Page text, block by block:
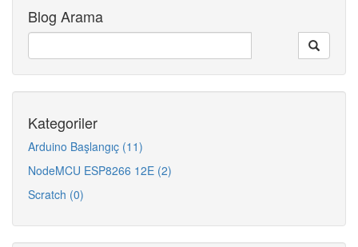
Blog Arama
Kategoriler
Arduino Başlangıç (11)
NodeMCU ESP8266 12E (2)
Scratch (0)